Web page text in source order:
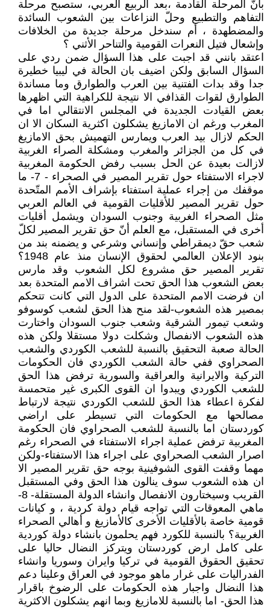
بأنّ المرحلة القادمة ،بعد الربيع العربي، ستصبح مرحلة
التفاهم والتطبيع وحلّ النزاعات بين الشعوب السائدة
والمضطهدة ، أم سندخل مرحلة جديدة من الخلافات
وإشعال فتيل النعرات القومية والتناحر الأثني ؟
اعتقد بانني قد اجبت على هذا السؤال ضمن ردي على
السؤال السابق ولكن اضيف بان الحالة في ليبيا خطيرة
جدا وقد بدات الفتنية بين العرب والطوارق وما مساندة
الطوارق لقوات القذافي الا نتيجة للكراهية التي اظهرها
بعض القيادت الجديدة في المجلس الانتقالي اما في
المغرب ورغم ان الامازيغ يشكلون اكثرية السكان الا ان
الحكم لازال بيد العرب ويمارس التهميش بحق الامازيغ
في كل من الجزائر والمغرب ومشكلة الصراء الغربية
لازالت بعيدة عن الحل بسبب رفض الحكومة المغربية
لاجراء الاستفتاء حول تقرير المصير في الصحراء - 7- ما
موقفك من إجراء عملية استفتاء بإشراف الأمم المتّحدة
حول تقرير المصير للأقليات القومية في العالم العربي
مثل الصحراء الغربية وجنوب السودان ويشمل أقليات
أخرى في المستقبل، مع العلم أنّ حق تقرير المصير لکلّ
شعب حقّ ديمقراطي وإنساني وشرعي و يضمنه بند من
بنود الإعلان العالمي لحقوق الإنسان منذ عام 1948؟
تقرير المصير حق مشروع لكل الشعوب وقد مارس
بعض الشعوب هذا الحق تحت اشراف الامم المتحدة بعد
ان فرضت الامم المتحدة على الدول التي كانت تتحكم
بمصير هذه الشعوب-لقد منح هذا الحق لشعب كوسوفو
وشعب تيمور الشرقية وشعب جنوب السودان واختارت
هذه الشعوب الانفصال وشكلت دولا مستقلا ولكن هذه
الحالة صعبة التحقيق بالنسبة للشعب الكوردي والشعب
الصحراوي ففي حالة الشعب الكوردي فان الحكومات
التركية والايرانية والعراقية والسورية ترفض هذا الحق
للشعب الكوردي ويبدوا ان القوى الكبرى غير متحمسة
لفكرة اعطاء هذا الحق للشعب الكوردي نتيجة لارتباط
مصالحها مع الحكومات التي تسيطر على اراضي
كوردستان اما بالنسبة للشعب الصحراوي فان الحكومة
المغربية ترفض عملية اجراء الاستفتاء في الصحراء رغم
اصرار الشعب الصحراوي على اجراء هذا الاستفتاء-ولكن
مهما وقفت القوى الشوفينية بوجه حق تقرير المصير الا
ان هذه الشعوب سوف ينالون هذا الحق وفي المستقبل
القريب وسيختارون الانفصال وانشاء الدولة المستقلة- 8-
ماهي المعوقات التي تواجه قيام دولة كردية ، و كيانات
قومية خاصة بالأقليات الأخرى كالأمازيغ و أهالي الصحراء
الغربية؟ بالنسبة للكورد فهم يحلمون بانشاء دولة كوردية
على كامل ارض كوردستان ويتركز النضال حاليا على
تحقيق الحقوق القومية في تركيا وايران وسوريا وانشاء
الفدراليات على غرار ماهو موجود في العراق وعلينا دعم
هذا النضال واجبار هذه الحكومات على الرضوخ باقرار
هذا الحق- اما بالنسبة للامازيغ وبما انهم يشكلون الاكثرية